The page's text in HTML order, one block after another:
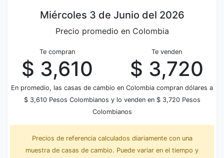
Miércoles 3 de Junio del 2026
Precio promedio en Colombia
Te compran
$ 3,610
Te venden
$ 3,720
En promedio, las casas de cambio en Colombia compran dólares a
$ 3,610 Pesos Colombianos y lo venden en $ 3,720 Pesos
Colombianos
Precios de referencia calculados diariamente con una
muestra de casas de cambio. Puede variar en el tiempo y